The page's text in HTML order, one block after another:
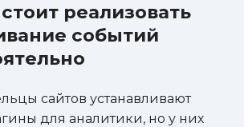
реализовать
событий
сайтов устанавливают
для аналитики, но у них